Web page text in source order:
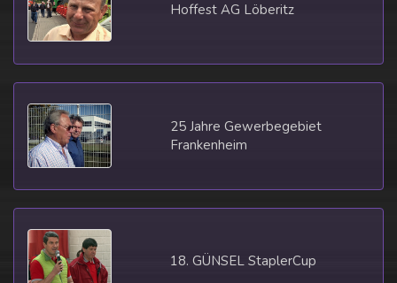
Hoffest AG Löberitz
25 Jahre Gewerbegebiet
Frankenheim
18. GÜNSEL StaplerCup